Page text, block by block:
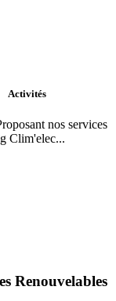
Activités
nos services
Clim'elec...
Renouvelables